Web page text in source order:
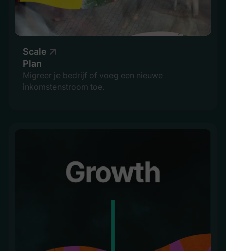
Scale
Plan
Migreer je bedrijf of voeg een nieuwe
inkomstenstroom toe.